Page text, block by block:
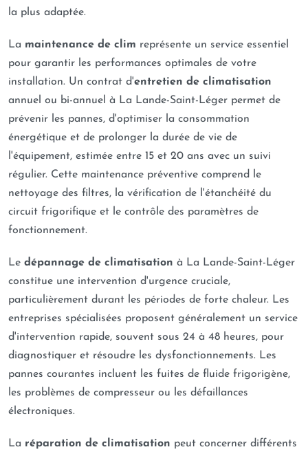
la plus adaptée.
La maintenance de clim représente un service essentiel
pour garantir les performances optimales de votre
installation. Un contrat d'entretien de climatisation
annuel ou bi-annuel à La Lande-Saint-Léger permet de
prévenir les pannes, d'optimiser la consommation
énergétique et de prolonger la durée de vie de
l'équipement, estimée entre 15 et 20 ans avec un suivi
régulier. Cette maintenance préventive comprend le
nettoyage des filtres, la vérification de l'étanchéité du
circuit frigorifique et le contrôle des paramètres de
fonctionnement.
Le dépannage de climatisation à La Lande-Saint-Léger
constitue une intervention d'urgence cruciale,
particulièrement durant les périodes de forte chaleur. Les
entreprises spécialisées proposent généralement un service
d'intervention rapide, souvent sous 24 à 48 heures, pour
diagnostiquer et résoudre les dysfonctionnements. Les
pannes courantes incluent les fuites de fluide frigorigène,
les problèmes de compresseur ou les défaillances
électroniques.
La réparation de climatisation peut concerner différents